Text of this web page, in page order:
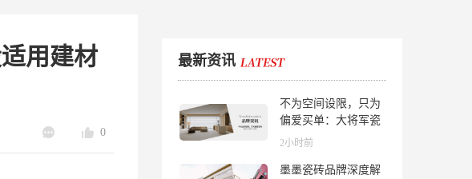
用建材
0
最新资讯
不为空间设限，只为
偏爱买单：大将军瓷
砖解锁“高级哑”人居
2小时前
墨墨瓷砖品牌深度解